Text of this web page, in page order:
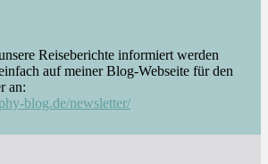
Reiseberichte informiert werden
auf meiner Blog-Webseite für den
an:
blog.de/newsletter/